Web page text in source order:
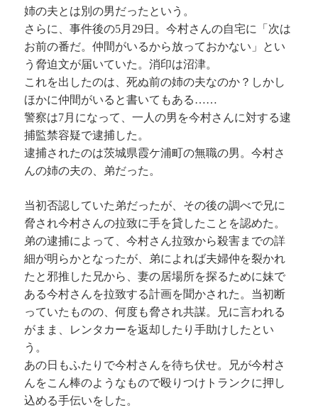
姉の夫とは別の男だったという。
さらに、事件後の5月29日。今村さんの自宅に「次は
お前の番だ。仲間がいるから放っておかない」とい
う脅迫文が届いていた。消印は沼津。
これを出したのは、死ぬ前の姉の夫なのか？しかし
ほかに仲間がいると書いてもある……
警察は7月になって、一人の男を今村さんに対する逮
捕監禁容疑で逮捕した。
逮捕されたのは茨城県霞ケ浦町の無職の男。今村さ
んの姉の夫の、弟だった。
当初否認していた弟だったが、その後の調べで兄に
脅され今村さんの拉致に手を貸したことを認めた。
弟の逮捕によって、今村さん拉致から殺害までの詳
細が明らかとなったが、弟によれば夫婦仲を裂かれ
たと邪推した兄から、妻の居場所を探るために妹で
ある今村さんを拉致する計画を聞かされた。当初断
っていたものの、何度も脅され共謀。兄に言われる
がまま、レンタカーを返却したり手助けしたとい
う。
あの日もふたりで今村さんを待ち伏せ。兄が今村さ
んをこん棒のようなもので殴りつけトランクに押し
込める手伝いをした。